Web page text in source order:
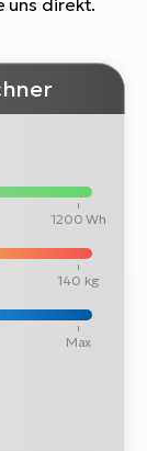
uns direkt.
1200 Wh
140 kg
Max